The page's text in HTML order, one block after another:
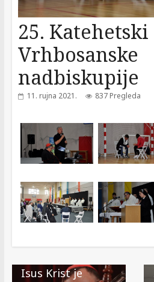
25.
Vrhbosanske
nadbiskupije
11. rujna 2021. 837 Pregleda
Isus Krist je